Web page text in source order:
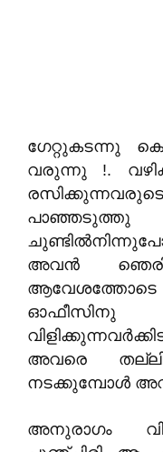
ഗേറ്റുകടന്നു
വരുന്നു !.
അവൻ
ആവേശത്തോടെ
ഓഫീസിനു
അവരെ
നടക്കുമ്പോൾ
അനുരാഗം